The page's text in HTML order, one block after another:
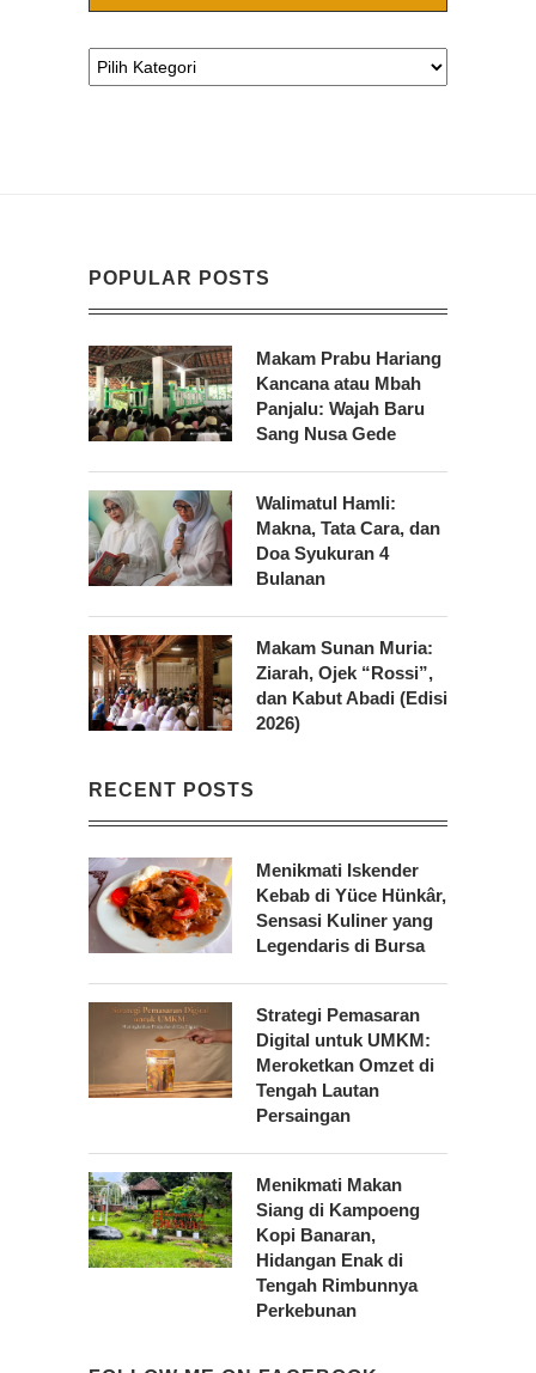
POPULAR POSTS
Makam Prabu Hariang
Kancana atau Mbah
Panjalu: Wajah Baru
Sang Nusa Gede
Walimatul Hamli:
Makna, Tata Cara, dan
Doa Syukuran 4
Bulanan
Makam Sunan Muria:
Ziarah, Ojek “Rossi”,
dan Kabut Abadi (Edisi
2026)
RECENT POSTS
Menikmati Iskender
Kebab di Yüce Hünkâr,
Sensasi Kuliner yang
Legendaris di Bursa
Strategi Pemasaran
Digital untuk UMKM:
Meroketkan Omzet di
Tengah Lautan
Persaingan
Menikmati Makan
Siang di Kampoeng
Kopi Banaran,
Hidangan Enak di
Tengah Rimbunnya
Perkebunan